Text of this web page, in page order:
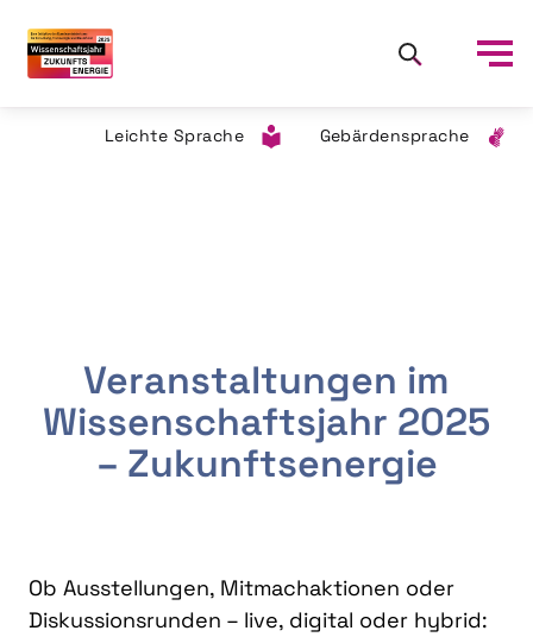
Leichte Sprache Gebärdensprache
Veranstaltungen im
Wissenschaftsjahr 2025
– Zukunftsenergie
Ob Ausstellungen, Mitmachaktionen oder
Diskussionsrunden – live, digital oder hybrid: